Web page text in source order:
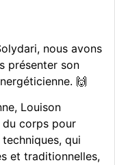
nous avons
présenter son
🙌
Louison
du corps pour
qui
et traditionnelles,